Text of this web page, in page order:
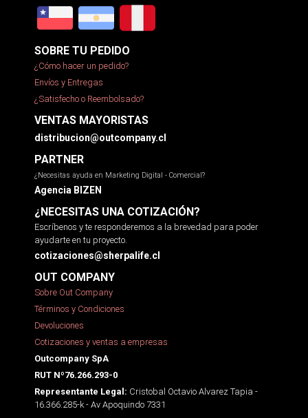
SOBRE TU PEDIDO
¿Cómo hacer un pedido?
Envíos y Entregas
¿Satisfecho o Reembolsado?
VENTAS MAYORISTAS
distribucion@outcompany.cl
PARTNER
¿Necesitas ayuda en Marketing Digital - Comercial?
Agencia BIZEN
¿NECESITAS UNA COTIZACIÓN?
Escríbenos y te responderemos a la brevedad para poder
ayudarte en tu proyecto.
cotizaciones@sherpalife.cl
OUT COMPANY
Sobre Out Company
Términos y Condiciones
Devoluciones
Cotizaciones y ventas a empresas
Outcompany SpA
RUT Nº76.266.293-0
Representante Legal: Cristobal Octavio Alvarez Tapia -
16.366.285-k - Av Apoquindo 7331